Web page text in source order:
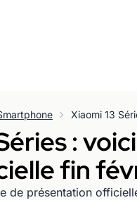
:
fin
de présentation